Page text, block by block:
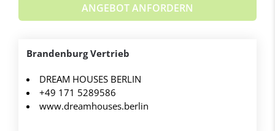
ANGEBOT ANFORDERN
Brandenburg Vertrieb
DREAM HOUSES BERLIN
+49 171 5289586
www.dreamhouses.berlin